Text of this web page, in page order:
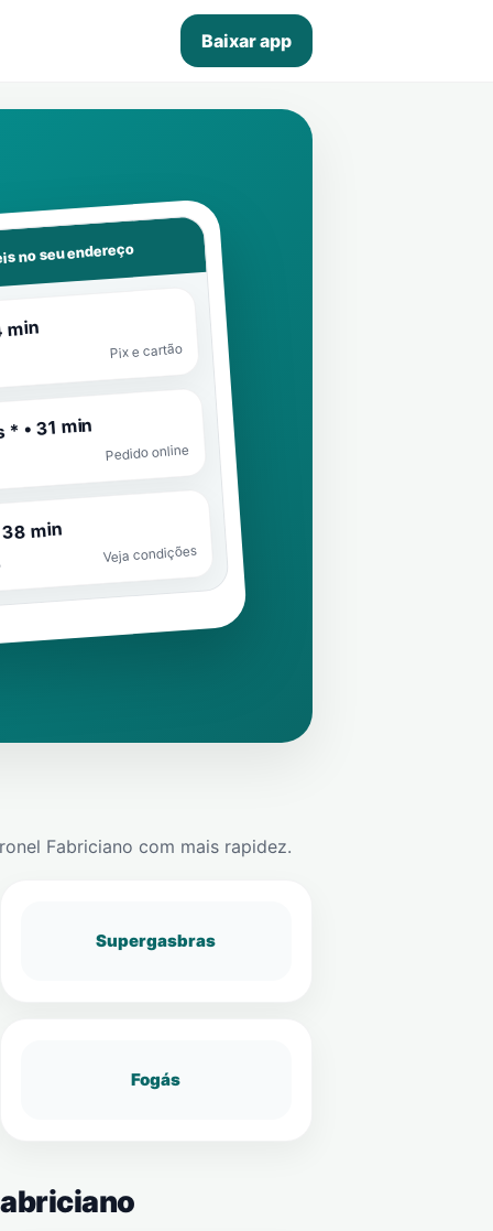
Baixar app
no seu endereço
min
Pix e cartão
• 31 min
Pedido online
min
Veja condições
Fabriciano com mais rapidez.
Supergasbras
Fogás